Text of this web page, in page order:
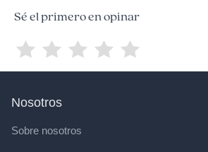
Sé el primero en opinar
Nosotros
Sobre nosotros